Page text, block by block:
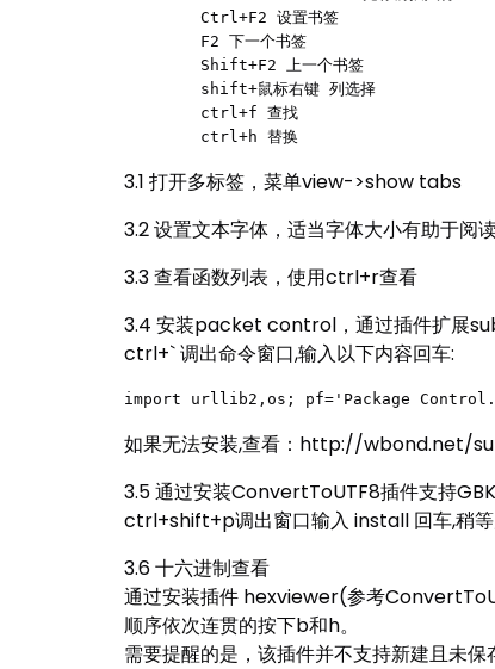
	ctrl+h 替换
3.1 打开多标签，菜单view->show tabs
3.2 设置文本字体，适当字体大小有助于
3.3 查看函数列表，使用ctrl+r查看
3.4 安装packet control，通过插件扩展
ctrl+` 调出命令窗口,输入以下内容回车:
import urllib2,os; pf='Package
如果无法安装,查看：http://
3.5 通过安装ConvertToUTF8插件支持GBK
ctrl+shift+p调出窗口输入 install 回车,稍
3.6 十六进制查看
通过安装插件 hexviewer(参考
顺序依次连贯的按下b和h。
需要提醒的是，该插件并不支持新建且未保